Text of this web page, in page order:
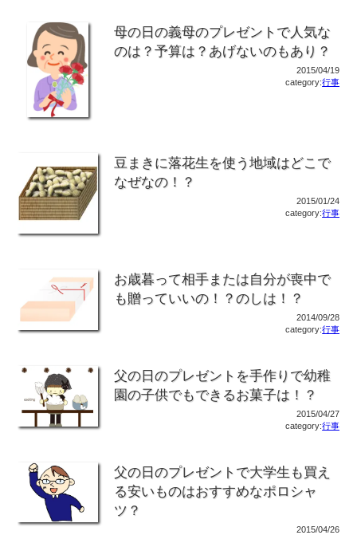
母の日の義母のプレゼントで人気な
のは？予算は？あげないのもあり？
2015/04/19
category:行事
豆まきに落花生を使う地域はどこで
なぜなの！？
2015/01/24
category:行事
お歳暮って相手または自分が喪中で
も贈っていいの！？のしは！？
2014/09/28
category:行事
父の日のプレゼントを手作りで幼稚
園の子供でもできるお菓子は！？
2015/04/27
category:行事
父の日のプレゼントで大学生も買え
る安いものはおすすめなポロシャ
ツ？
2015/04/26